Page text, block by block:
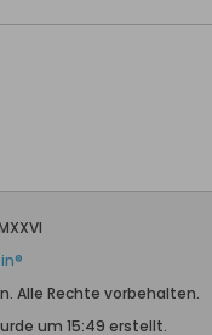
Alle Rechte vorbehalten.
um 15:49 erstellt.